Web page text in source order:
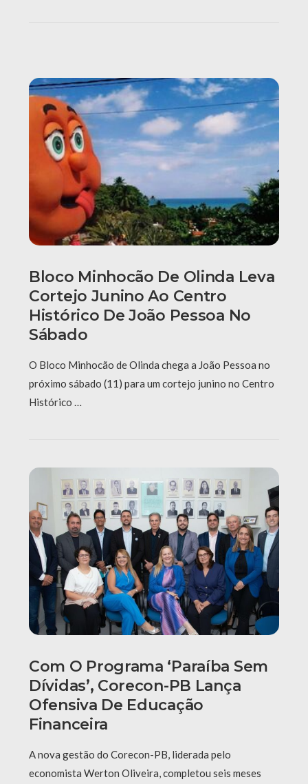
Bloco Minhocão De Olinda Leva
Cortejo Junino Ao Centro
Histórico De João Pessoa No
Sábado
O Bloco Minhocão de Olinda chega a João Pessoa no
próximo sábado (11) para um cortejo junino no Centro
Histórico …
Com O Programa ‘Paraíba Sem
Dívidas’, Corecon-PB Lança
Ofensiva De Educação
Financeira
A nova gestão do Corecon-PB, liderada pelo
economista Werton Oliveira, completou seis meses